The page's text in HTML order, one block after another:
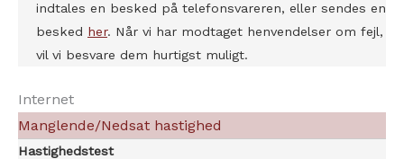
indtales en besked på telefonsvareren, eller sendes en
besked her. Når vi har modtaget henvendelser om fejl,
vil vi besvare dem hurtigst muligt.
Internet
Manglende/Nedsat hastighed
Hastighedstest